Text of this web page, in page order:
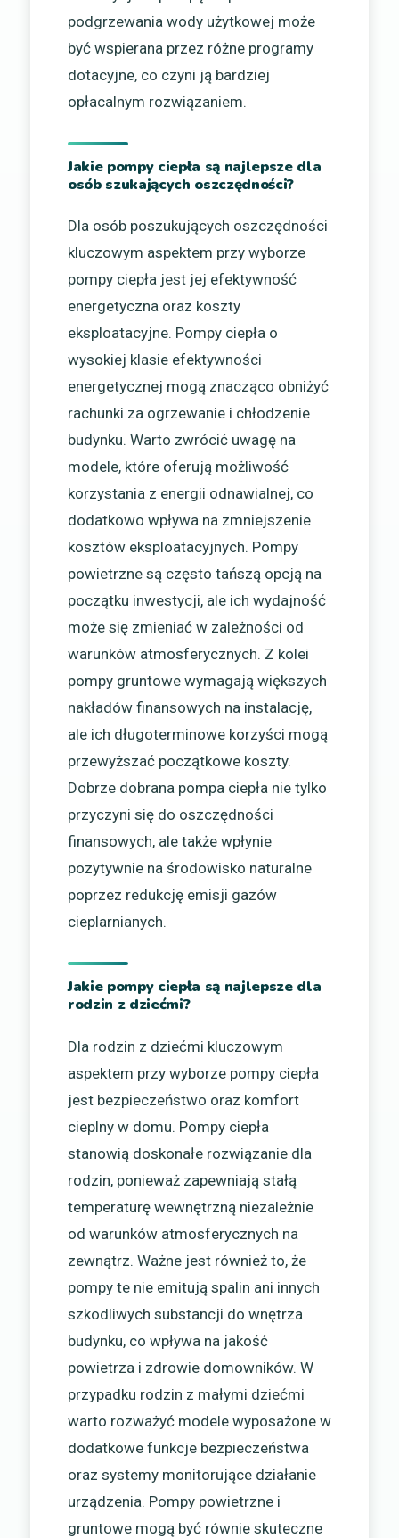
podgrzewania wody użytkowej może
być wspierana przez różne programy
dotacyjne, co czyni ją bardziej
opłacalnym rozwiązaniem.
Jakie pompy ciepła są najlepsze dla
osób szukających oszczędności?
Dla osób poszukujących oszczędności
kluczowym aspektem przy wyborze
pompy ciepła jest jej efektywność
energetyczna oraz koszty
eksploatacyjne. Pompy ciepła o
wysokiej klasie efektywności
energetycznej mogą znacząco obniżyć
rachunki za ogrzewanie i chłodzenie
budynku. Warto zwrócić uwagę na
modele, które oferują możliwość
korzystania z energii odnawialnej, co
dodatkowo wpływa na zmniejszenie
kosztów eksploatacyjnych. Pompy
powietrzne są często tańszą opcją na
początku inwestycji, ale ich wydajność
może się zmieniać w zależności od
warunków atmosferycznych. Z kolei
pompy gruntowe wymagają większych
nakładów finansowych na instalację,
ale ich długoterminowe korzyści mogą
przewyższać początkowe koszty.
Dobrze dobrana pompa ciepła nie tylko
przyczyni się do oszczędności
finansowych, ale także wpłynie
pozytywnie na środowisko naturalne
poprzez redukcję emisji gazów
cieplarnianych.
Jakie pompy ciepła są najlepsze dla
rodzin z dziećmi?
Dla rodzin z dziećmi kluczowym
aspektem przy wyborze pompy ciepła
jest bezpieczeństwo oraz komfort
cieplny w domu. Pompy ciepła
stanowią doskonałe rozwiązanie dla
rodzin, ponieważ zapewniają stałą
temperaturę wewnętrzną niezależnie
od warunków atmosferycznych na
zewnątrz. Ważne jest również to, że
pompy te nie emitują spalin ani innych
szkodliwych substancji do wnętrza
budynku, co wpływa na jakość
powietrza i zdrowie domowników. W
przypadku rodzin z małymi dziećmi
warto rozważyć modele wyposażone w
dodatkowe funkcje bezpieczeństwa
oraz systemy monitorujące działanie
urządzenia. Pompy powietrzne i
gruntowe mogą być równie skuteczne